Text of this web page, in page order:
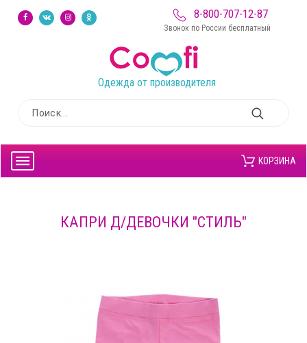
8-800-707-12-87
Звонок по России бесплатный
Одежда от производителя
КОРЗИНА
КАПРИ Д/ДЕВОЧКИ "СТИЛЬ"